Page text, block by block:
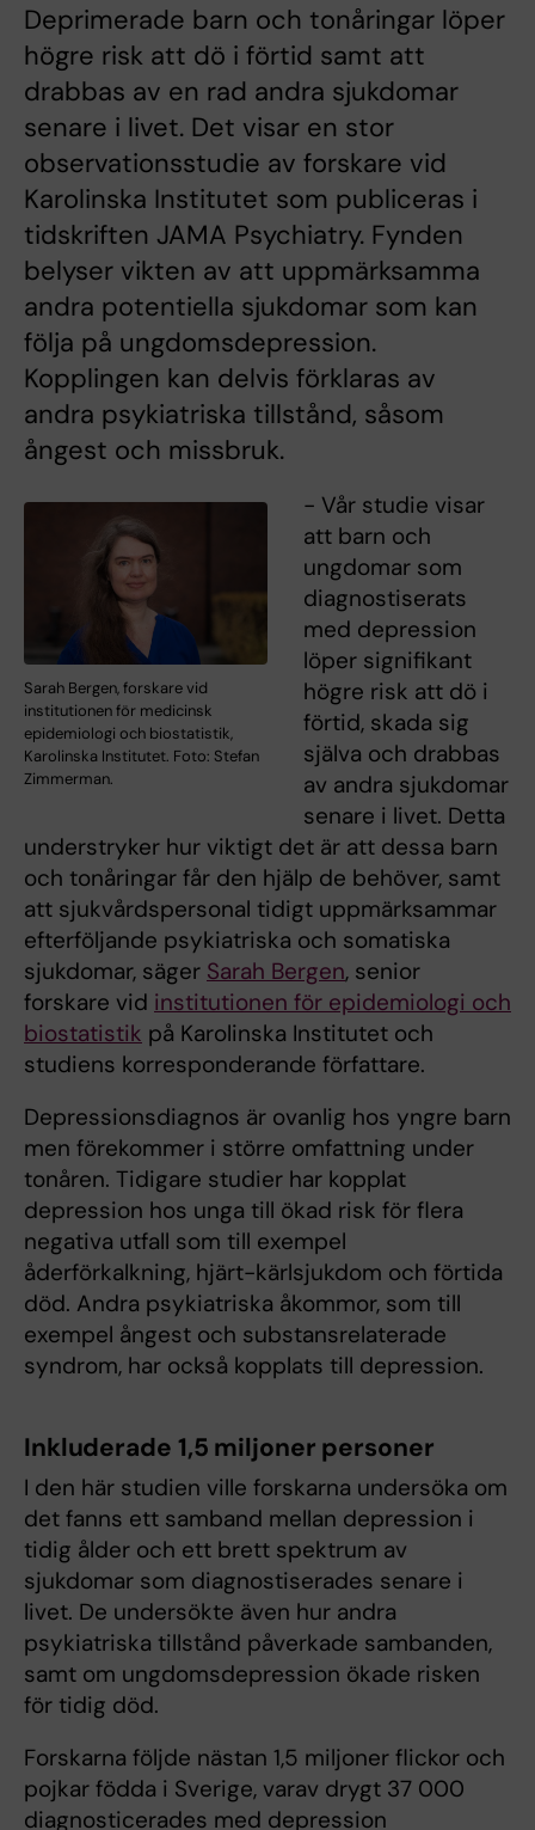
Deprimerade barn och tonåringar löper
högre risk att dö i förtid samt att
drabbas av en rad andra sjukdomar
senare i livet. Det visar en stor
observationsstudie av forskare vid
Karolinska Institutet som publiceras i
tidskriften JAMA Psychiatry. Fynden
belyser vikten av att uppmärksamma
andra potentiella sjukdomar som kan
följa på ungdomsdepression.
Kopplingen kan delvis förklaras av
andra psykiatriska tillstånd, såsom
ångest och missbruk.
Sarah Bergen, forskare vid
institutionen för medicinsk
epidemiologi och biostatistik,
Karolinska Institutet. Foto: Stefan
Zimmerman.
- Vår studie visar
att barn och
ungdomar som
diagnostiserats
med depression
löper signifikant
högre risk att dö i
förtid, skada sig
själva och drabbas
av andra sjukdomar
senare i livet. Detta
understryker hur viktigt det är att dessa barn
och tonåringar får den hjälp de behöver, samt
att sjukvårdspersonal tidigt uppmärksammar
efterföljande psykiatriska och somatiska
sjukdomar, säger Sarah Bergen, senior
forskare vid institutionen för epidemiologi och
biostatistik på Karolinska Institutet och
studiens korresponderande författare.
Depressionsdiagnos är ovanlig hos yngre barn
men förekommer i större omfattning under
tonåren. Tidigare studier har kopplat
depression hos unga till ökad risk för flera
negativa utfall som till exempel
åderförkalkning, hjärt-kärlsjukdom och förtida
död. Andra psykiatriska åkommor, som till
exempel ångest och substansrelaterade
syndrom, har också kopplats till depression.
Inkluderade 1,5 miljoner personer
I den här studien ville forskarna undersöka om
det fanns ett samband mellan depression i
tidig ålder och ett brett spektrum av
sjukdomar som diagnostiserades senare i
livet. De undersökte även hur andra
psykiatriska tillstånd påverkade sambanden,
samt om ungdomsdepression ökade risken
för tidig död.
Forskarna följde nästan 1,5 miljoner flickor och
pojkar födda i Sverige, varav drygt 37 000
diagnosticerades med depression